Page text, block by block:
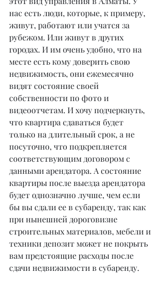
нас есть люди, которые, к примеру,
живут, работают или учатся за
рубежом. Или живут в других
городах. И им очень удобно, что на
месте есть кому доверить свою
недвижимость, они ежемесячно
видят состояние своей
собственности по фото и
видеоотчетам. И хочу подчеркнуть,
что квартира сдаваться будет
только на длительный срок, а не
посуточно, что подкрепляется
соответствующим договором с
данными арендатора. А состояние
квартиры после выезда арендатора
будет однозначно лучше, чем если
бы вы сдали ее в субаренду, так как
при нынешней дороговизне
строительных материалов, мебели и
техники депозит может не покрыть
вам предстоящие расходы после
сдачи недвижимости в субаренду.